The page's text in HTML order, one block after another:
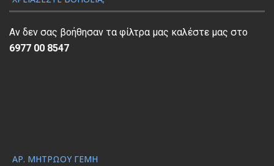
α
π
α
ς
Αν δεν σας βοήθησαν τα φίλτρα μας καλέστε μας στο
6977 00 8547
ΑΡ. ΜΗΤΡΏΟΥ ΓΕΜΗ